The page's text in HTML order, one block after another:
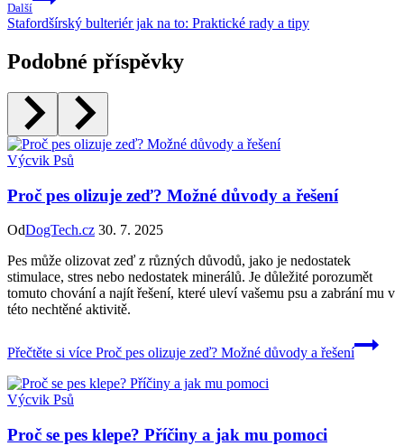
Další
Stafordšírský bulteriér jak na to: Praktické rady a tipy
Podobné příspěvky
Výcvik Psů
Proč pes olizuje zeď? Možné důvody a řešení
OdDogTech.cz 30. 7. 2025
Pes může olizovat zeď z různých důvodů, jako je nedostatek
stimulace, stres nebo nedostatek minerálů. Je důležité porozumět
tomuto chování a najít řešení, které uleví vašemu psu a zabrání mu v
této nechtěné aktivitě.
Přečtěte si více Proč pes olizuje zeď? Možné důvody a řešení
Výcvik Psů
Proč se pes klepe? Příčiny a jak mu pomoci